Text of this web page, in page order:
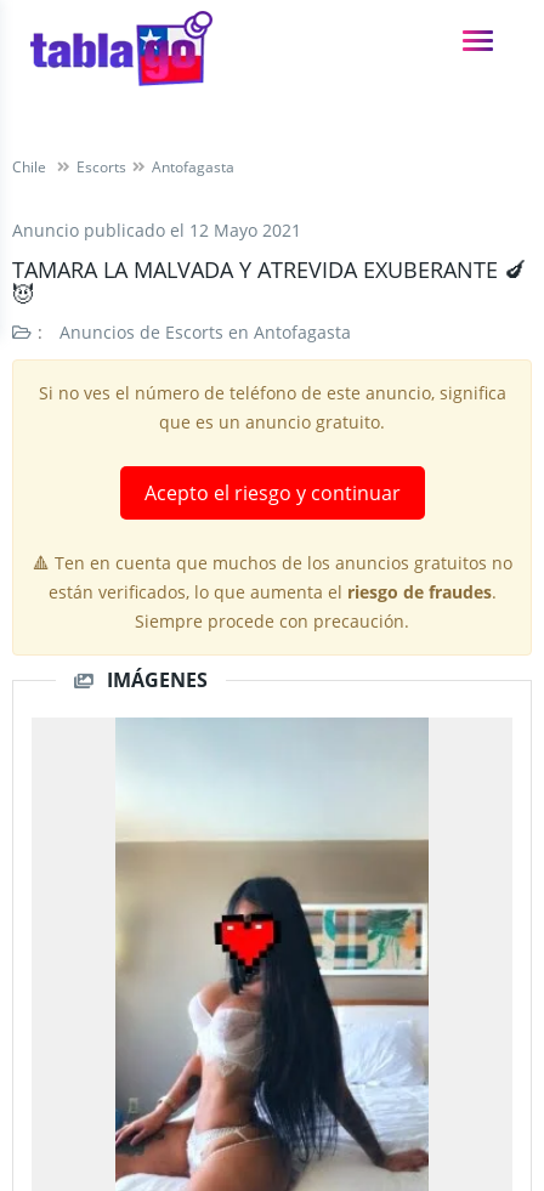
Chile Escorts Antofagasta
Anuncio publicado el 12 Mayo 2021
TAMARA LA MALVADA Y ATREVIDA EXUBERANTE 🍆
😈
: Anuncios de Escorts en Antofagasta
Si no ves el número de teléfono de este anuncio, significa
que es un anuncio gratuito.
Acepto el riesgo y continuar
🔺 Ten en cuenta que muchos de los anuncios gratuitos no
están verificados, lo que aumenta el riesgo de fraudes.
Siempre procede con precaución.
IMÁGENES